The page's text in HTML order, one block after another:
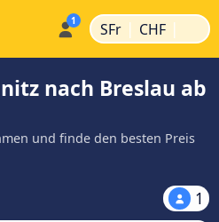
SFr | CHF |
nach Breslau ab
und finde den besten Preis
1